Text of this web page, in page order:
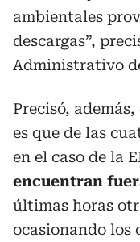
ambientales
descargas”,
Administrativo
Precisó,
es que de las
en el caso de la
encuentran
últimas horas
ocasionando los